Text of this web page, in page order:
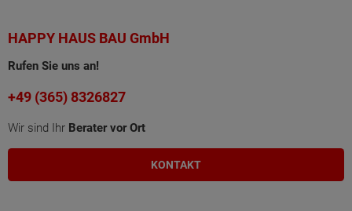
HAPPY HAUS BAU GmbH
Rufen Sie uns an!
+49 (365) 8326827
Wir sind Ihr Berater vor Ort
KONTAKT